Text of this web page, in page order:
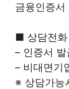
금융인증서
■ 상담전화
– 인증서
– 비대면
※ 상담가